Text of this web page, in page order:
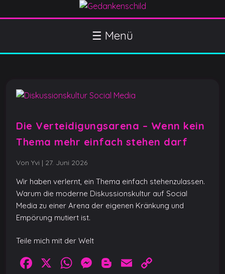
k
t
☰ Menü
Die Verteidigungsarena – Wenn kein
Thema mehr einfach stehen darf
Von Yvi | 27. Juni 2026
Wir haben verlernt, ein Thema einfach stehenzulassen.
Warum die moderne Diskussionskultur auf Social
Media zu einer Arena der eigenen Kränkung und
Empörung mutiert ist.
Teile mich mit der Welt
F
X
W M
Bl E